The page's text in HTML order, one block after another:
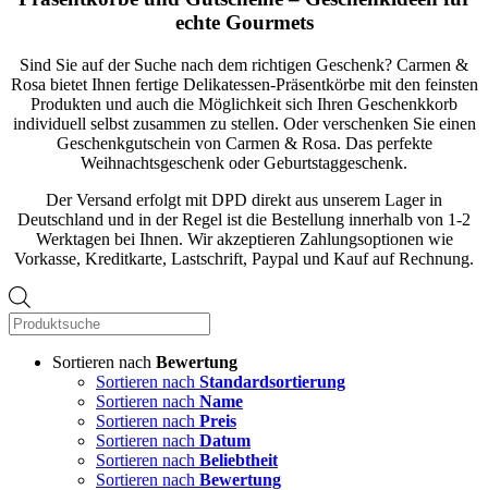
echte Gourmets
Sind Sie auf der Suche nach dem richtigen Geschenk? Carmen &
Rosa bietet Ihnen fertige Delikatessen-Präsentkörbe mit den feinsten
Produkten und auch die Möglichkeit sich Ihren Geschenkkorb
individuell selbst zusammen zu stellen. Oder verschenken Sie einen
Geschenkgutschein von Carmen & Rosa. Das perfekte
Weihnachtsgeschenk oder Geburtstaggeschenk.
Der Versand erfolgt mit DPD direkt aus unserem Lager in
Deutschland und in der Regel ist die Bestellung innerhalb von 1-2
Werktagen bei Ihnen. Wir akzeptieren Zahlungsoptionen wie
Vorkasse, Kreditkarte, Lastschrift, Paypal und Kauf auf Rechnung.
search
Sortieren nach Bewertung
Sortieren nach Standardsortierung
Sortieren nach Name
Sortieren nach Preis
Sortieren nach Datum
Sortieren nach Beliebtheit
Sortieren nach Bewertung